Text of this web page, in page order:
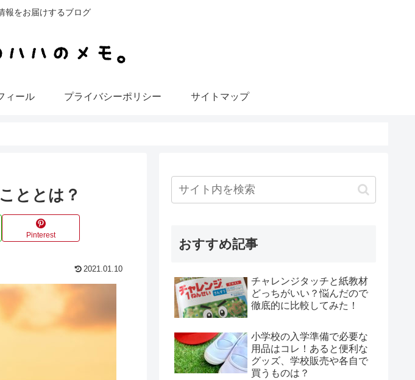
報をお届けするブログ
ィール プライバシーポリシー サイトマップ
ととは？
Pinterest
2021.01.10
おすすめ記事
チャレンジタッチと紙教材
どっちがいい？悩んだので
徹底的に比較してみた！
小学校の入学準備で必要な
用品はコレ！あると便利な
グッズ、学校販売や各自で
買うものは？